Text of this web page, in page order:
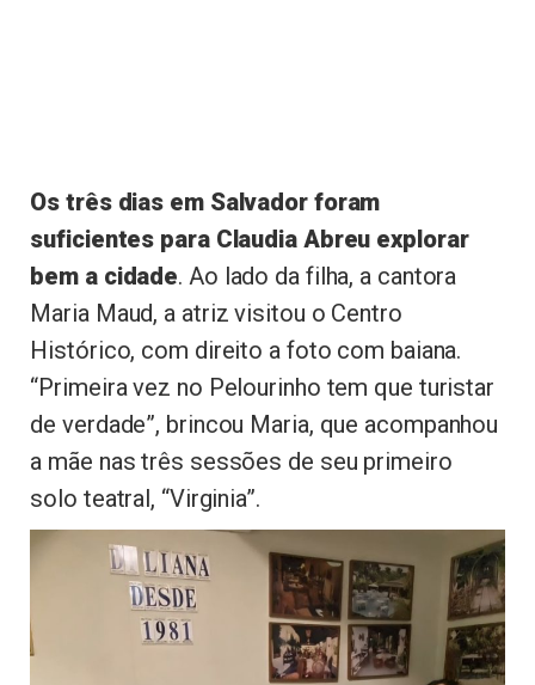
Os três dias em Salvador foram
suficientes para Claudia Abreu explorar
bem a cidade. Ao lado da filha, a cantora
Maria Maud, a atriz visitou o Centro
Histórico, com direito a foto com baiana.
“Primeira vez no Pelourinho tem que turistar
de verdade”, brincou Maria, que acompanhou
a mãe nas três sessões de seu primeiro
solo teatral, “Virginia”.